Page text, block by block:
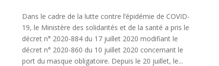
Dans le cadre de la lutte contre l’épidémie de COVID-
19, le Ministère des solidarités et de la santé a pris le
décret n° 2020-884 du 17 juillet 2020 modifiant le
décret n° 2020-860 du 10 juillet 2020 concernant le
port du masque obligatoire. Depuis le 20 juillet, le...